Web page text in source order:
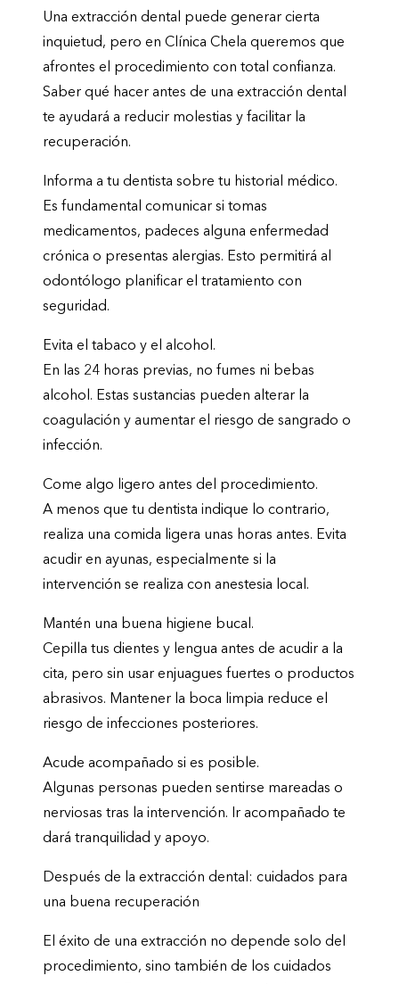
Una extracción dental puede generar cierta
inquietud, pero en Clínica Chela queremos que
afrontes el procedimiento con total confianza.
Saber qué hacer antes de una extracción dental
te ayudará a reducir molestias y facilitar la
recuperación.
Informa a tu dentista sobre tu historial médico.
Es fundamental comunicar si tomas
medicamentos, padeces alguna enfermedad
crónica o presentas alergias. Esto permitirá al
odontólogo planificar el tratamiento con
seguridad.
Evita el tabaco y el alcohol.
En las 24 horas previas, no fumes ni bebas
alcohol. Estas sustancias pueden alterar la
coagulación y aumentar el riesgo de sangrado o
infección.
Come algo ligero antes del procedimiento.
A menos que tu dentista indique lo contrario,
realiza una comida ligera unas horas antes. Evita
acudir en ayunas, especialmente si la
intervención se realiza con anestesia local.
Mantén una buena higiene bucal.
Cepilla tus dientes y lengua antes de acudir a la
cita, pero sin usar enjuagues fuertes o productos
abrasivos. Mantener la boca limpia reduce el
riesgo de infecciones posteriores.
Acude acompañado si es posible.
Algunas personas pueden sentirse mareadas o
nerviosas tras la intervención. Ir acompañado te
dará tranquilidad y apoyo.
Después de la extracción dental: cuidados para
una buena recuperación
El éxito de una extracción no depende solo del
procedimiento, sino también de los cuidados